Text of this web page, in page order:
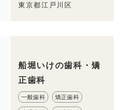
東京都江戸川区
船堀いけの歯科・矯
正歯科
一般歯科 矯正歯科